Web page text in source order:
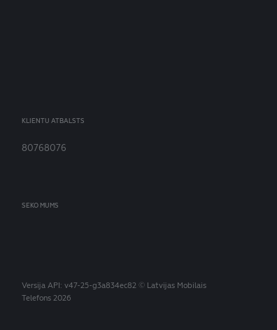
KLIENTU ATBALSTS
80768076
SEKO MUMS
Versija API: v47-25-g3a834ec82© Latvijas Mobilais
Telefons 2026